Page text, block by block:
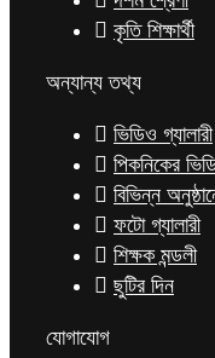
কৃতি শিক্ষার্থী
অন্যান্য তথ্য
ভিডিও গ্যালারী
পিকনিকের
বিভিন্ন
ফটো গ্যালারী
শিক্ষক মন্ডলী
ছুটির দিন
যোগাযোগ